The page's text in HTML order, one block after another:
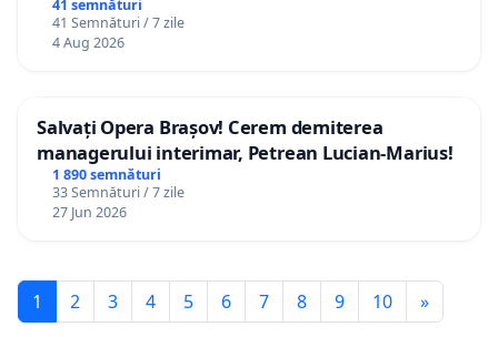
41 semnături
41 Semnături / 7 zile
4 Aug 2026
Salvați Opera Brașov! Cerem demiterea
managerului interimar, Petrean Lucian-Marius!
1 890 semnături
33 Semnături / 7 zile
27 Jun 2026
1 2 3 4 5 6 7 8 9 10 »